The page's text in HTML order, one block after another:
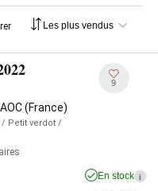
(France)
/ Petit verdot /
9
En stock i